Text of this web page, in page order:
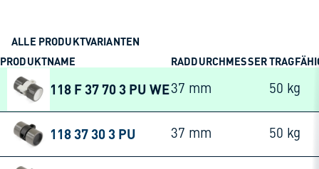
ALLE PRODUKTVARIANTEN
PRODUKTNAME
RADDURCHMESSER
118 F 37 70 3 PU WE37 mm 50 kg
118 37 30 3 PU 37 mm 50 kg